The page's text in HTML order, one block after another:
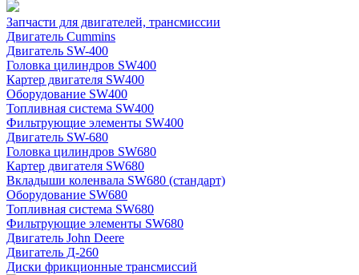
Запчасти для двигателей, трансмиссии
Двигатель Cummins
Двигатель SW-400
Головка цилиндров SW400
Картер двигателя SW400
Оборудование SW400
Топливная система SW400
Фильтрующие элементы SW400
Двигатель SW-680
Головка цилиндров SW680
Картер двигателя SW680
Вкладыши коленвала SW680 (стандарт)
Оборудование SW680
Топливная система SW680
Фильтрующие элементы SW680
Двигатель John Deere
Двигатель Д-260
Диски фрикционные трансмиссий